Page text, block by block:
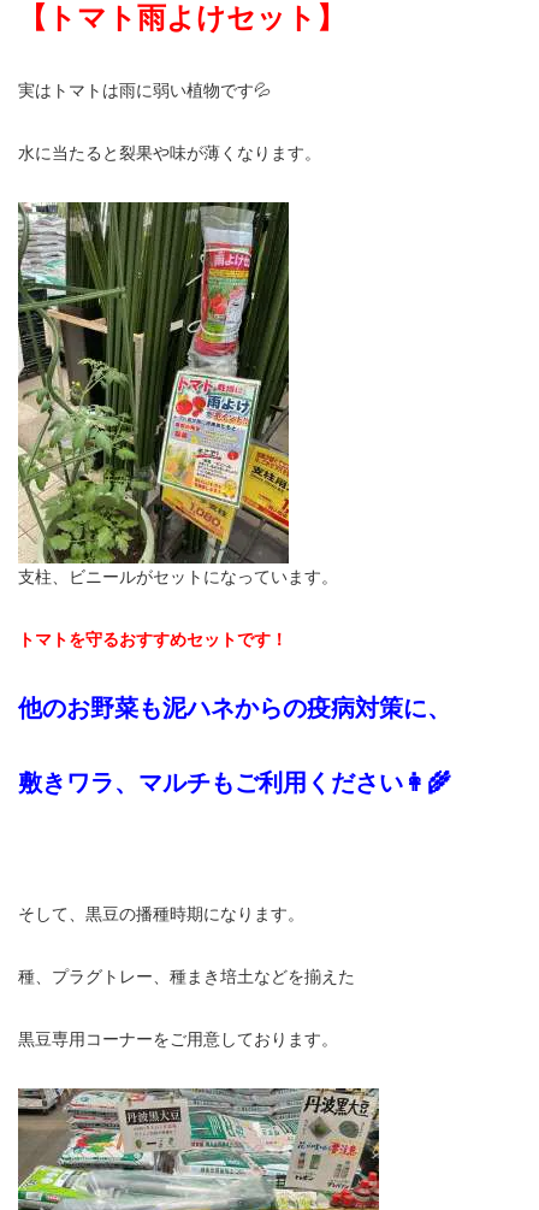
【トマト雨よけセット】
実はトマトは雨に弱い植物です💦
水に当たると裂果や味が薄くなります。
支柱、ビニールがセットになっています。
トマトを守るおすすめセットです！
他のお野菜も泥ハネからの疫病対策に、
敷きワラ、マルチもご利用ください👩‍🌾
そして、黒豆の播種時期になります。
種、プラグトレー、種まき培土などを揃えた
黒豆専用コーナーをご用意しております。